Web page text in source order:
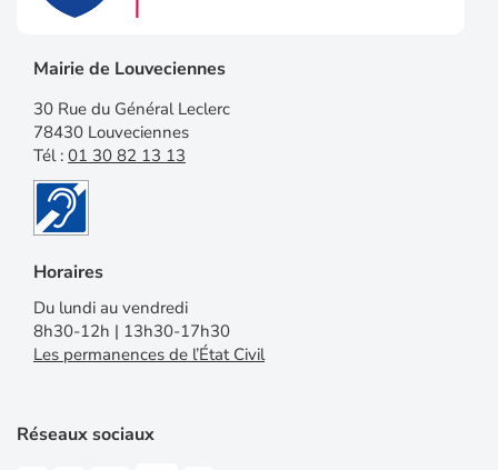
Mairie de Louveciennes
30 Rue du Général Leclerc
78430 Louveciennes
Tél : 01 30 82 13 13
Horaires
Du lundi au vendredi
8h30-12h | 13h30-17h30
Les permanences de l’État Civil
Réseaux sociaux